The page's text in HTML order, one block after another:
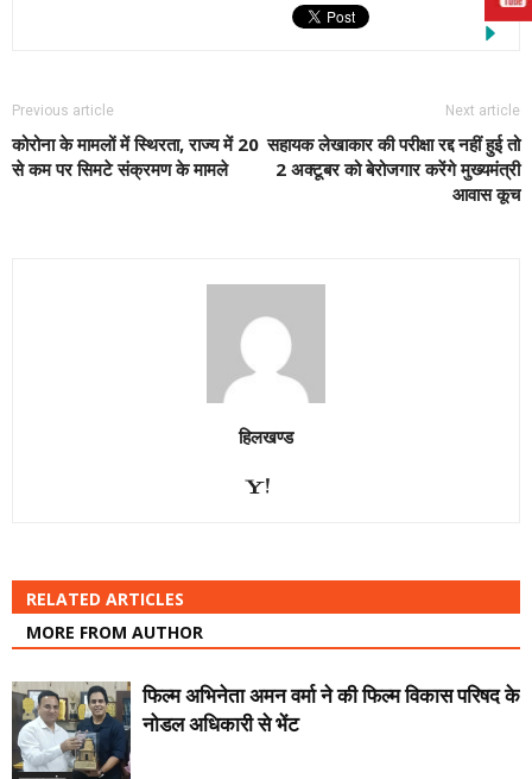
Previous article
कोरोना के मामलों में स्थिरता, राज्य में 20
से कम पर सिमटे संक्रमण के मामले
Next article
सहायक लेखाकार की परीक्षा रद्द नहीं हुई तो
2 अक्टूबर को बेरोजगार करेंगे मुख्यमंत्री
आवास कूच
हिलखण्ड
RELATED ARTICLES
MORE FROM AUTHOR
फिल्म अभिनेता अमन वर्मा ने की फिल्म विकास परिषद के
नोडल अधिकारी से भेंट